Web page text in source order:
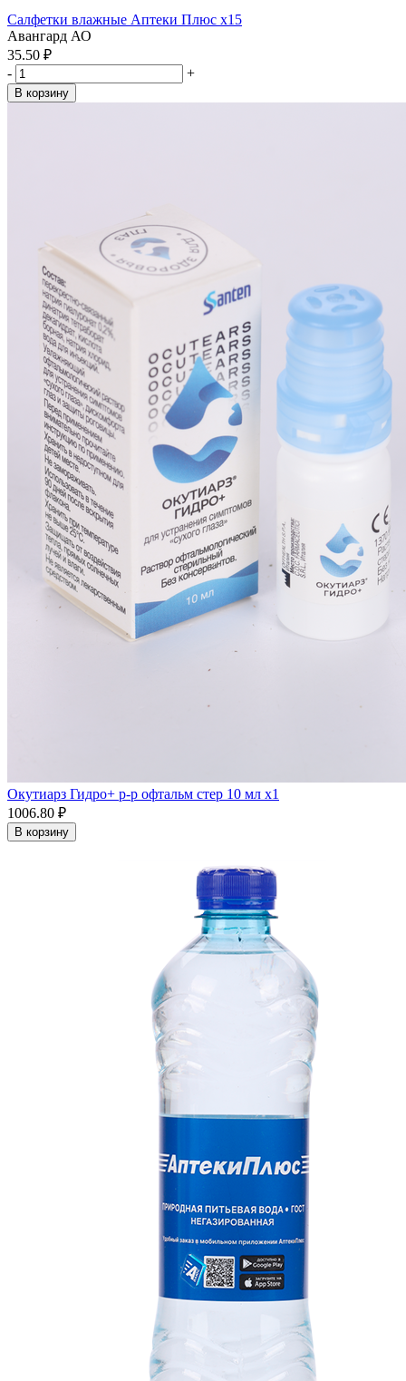
Салфетки влажные Аптеки Плюс x15
Авангард АО
35.50 ₽
-
+
В корзину
Окутиарз Гидро+ р-р офтальм стер 10 мл x1
1006.80 ₽
В корзину